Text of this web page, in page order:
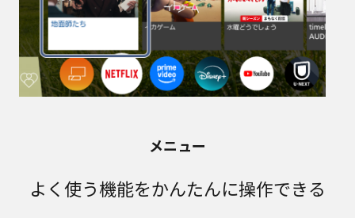
メニュー
よく使う機能をかんたんに操作できる